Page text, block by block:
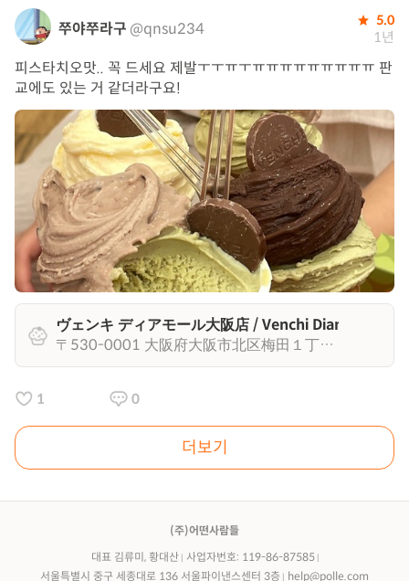
쭈야쭈라구 @qnsu234 5.0
1년
피스타치오맛.. 꼭 드세요 제발ㅜㅜㅠㅜㅠㅠㅠㅠㅠㅠㅠㅠㅠ 판
교에도 있는 거 같더라구요!
ヴェンキ ディアモール大阪店 / Venchi Diamor
〒530-0001 大阪府大阪市北区梅田１丁目１２ 大阪駅前ダイヤモンド地下街 2号 G112 区画
1 0
더보기
(주)어떤사람들
대표 김류미, 황대산
사업자번호: 119-86-87585
서울특별시 중구 세종대로 136 서울파이낸스센터 3층
help@polle.com